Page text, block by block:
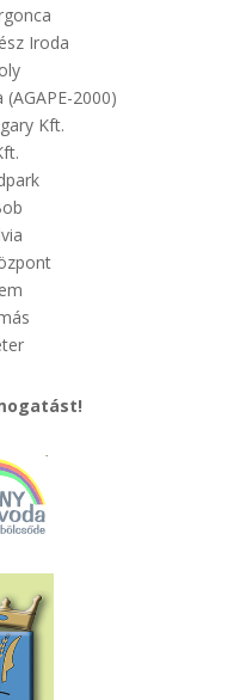
Iroda
2000)
Kft.